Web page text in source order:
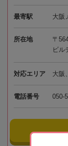
最寄駅 大阪
所在地
〒
ビル
対応エリア 大阪
電話番号 050-